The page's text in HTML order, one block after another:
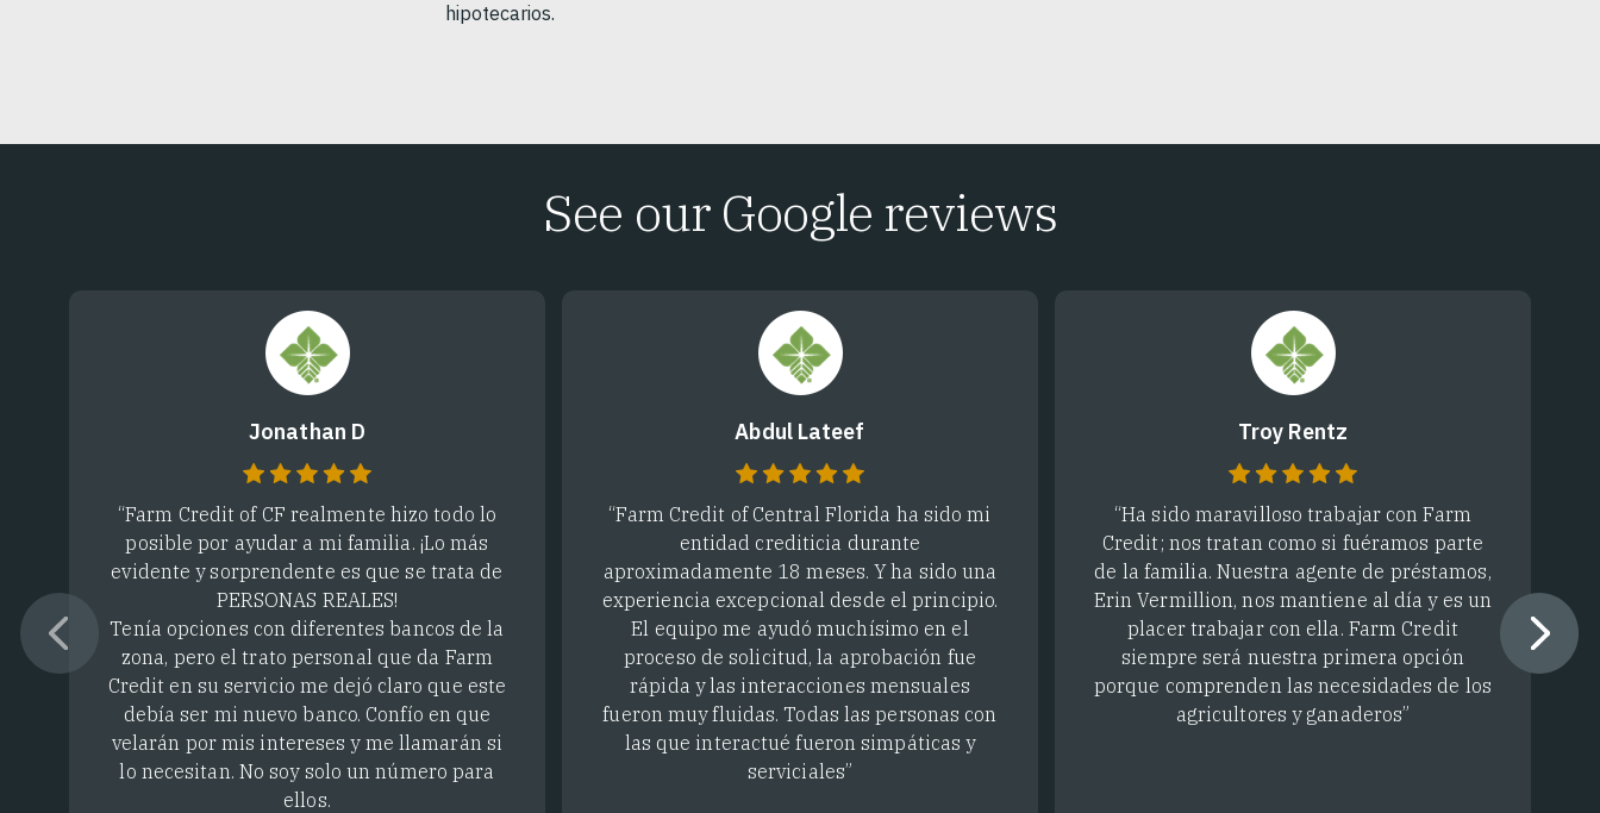
hipotecarios.
See our Google reviews
Jonathan D
“Farm Credit of CF realmente hizo todo lo
posible por ayudar a mi familia. ¡Lo más
evidente y sorprendente es que se trata de
PERSONAS REALES!
Tenía opciones con diferentes bancos de la
zona, pero el trato personal que da Farm
Credit en su servicio me dejó claro que este
debía ser mi nuevo banco. Confío en que
velarán por mis intereses y me llamarán si
lo necesitan. No soy solo un número para
ellos.
Abdul Lateef
“Farm Credit of Central Florida ha sido mi
entidad crediticia durante
aproximadamente 18 meses. Y ha sido una
experiencia excepcional desde el principio.
El equipo me ayudó muchísimo en el
proceso de solicitud, la aprobación fue
rápida y las interacciones mensuales
fueron muy fluidas. Todas las personas con
las que interactué fueron simpáticas y
serviciales”
Troy Rentz
“Ha sido maravilloso trabajar con Farm
Credit; nos tratan como si fuéramos parte
de la familia. Nuestra agente de préstamos,
Erin Vermillion, nos mantiene al día y es un
placer trabajar con ella. Farm Credit
siempre será nuestra primera opción
porque comprenden las necesidades de los
agricultores y ganaderos”